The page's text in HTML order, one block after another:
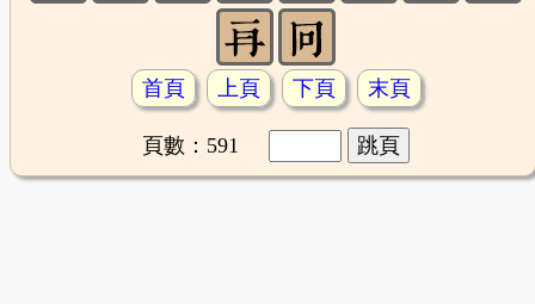
首頁 上頁 下頁 末頁
頁數：591